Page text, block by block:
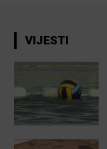
VIJESTI